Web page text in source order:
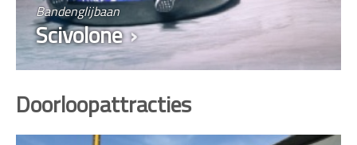
Bandenglijbaan
Scivolone
Doorloopattracties